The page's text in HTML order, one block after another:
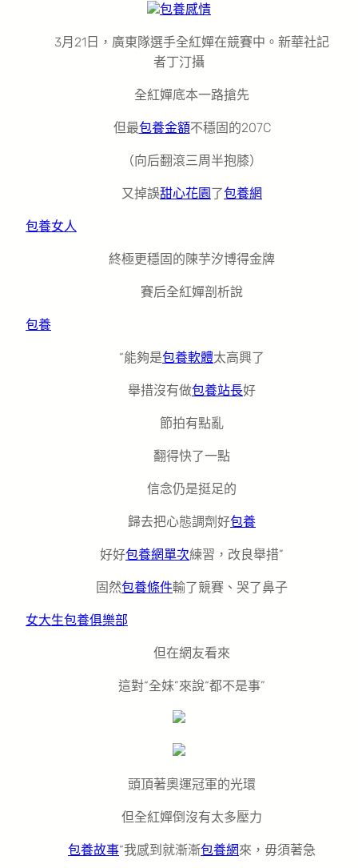
包養感情
3月21日，廣東隊選手全紅嬋在競賽中。新華社記
者丁汀攝
全紅嬋底本一路搶先
但最包養金額不穩固的207C
（向后翻滾三周半抱膝）
又掉誤甜心花園了包養網
包養女人
終極更穩固的陳芋汐博得金牌
賽后全紅嬋剖析說
包養
“能夠是包養軟體太高興了
舉措沒有做包養站長好
節拍有點亂
翻得快了一點
信念仍是挺足的
歸去把心態調劑好包養
好好包養網單次練習，改良舉措”
固然包養條件輸了競賽、哭了鼻子
女大生包養俱樂部
但在網友看來
這對“全妹”來說“都不是事”
頭頂著奧運冠軍的光環
但全紅嬋倒沒有太多壓力
包養故事“我感到就漸漸包養網來，毋須著急